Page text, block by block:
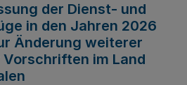
der Dienst- und
in den Jahren 2026
Änderung weiterer
im Land